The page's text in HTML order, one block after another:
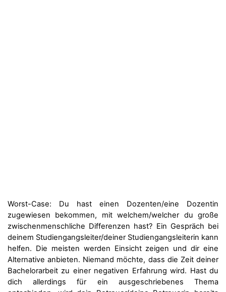
Worst-Case: Du hast einen Dozenten/eine Dozentin
zugewiesen bekommen, mit welchem/welcher du große
zwischenmenschliche Differenzen hast? Ein Gespräch bei
deinem Studiengangsleiter/deiner Studiengangsleiterin kann
helfen. Die meisten werden Einsicht zeigen und dir eine
Alternative anbieten. Niemand möchte, dass die Zeit deiner
Bachelorarbeit zu einer negativen Erfahrung wird. Hast du
dich allerdings für ein ausgeschriebenes Thema